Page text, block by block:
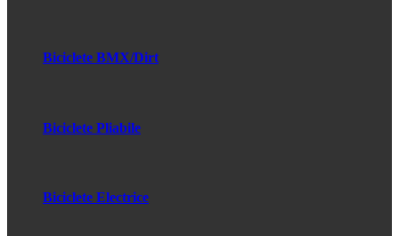
Biciclete BMX/Dirt
Biciclete Pliabile
Biciclete Electrice